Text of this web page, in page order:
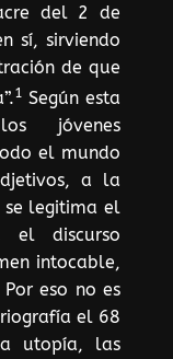
del 2 de
sí, sirviendo
de que
1 Según esta
jóvenes
el mundo
a la
se legitima el
el discurso
intocable,
eso no es
el 68
utopía, las